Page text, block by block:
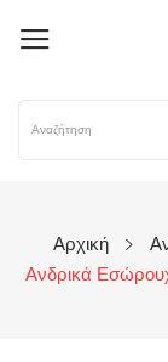
Αρχική
Ανδρικά